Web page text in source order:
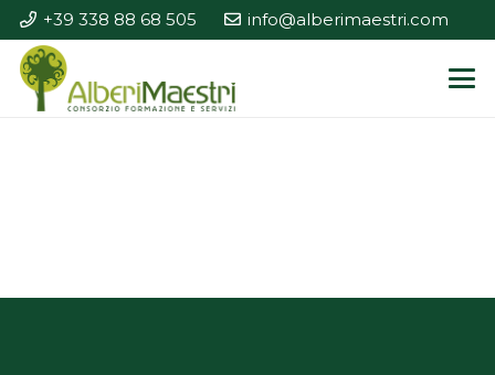
+39 338 88 68 505 info@alberimaestri.com